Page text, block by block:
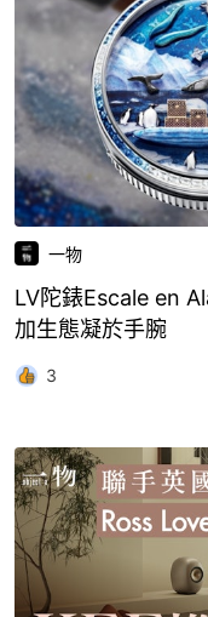
一物
LV陀錶Escale en
加生態凝於手腕
3